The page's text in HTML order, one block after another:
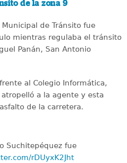
de la zona 9
de Tránsito fue
mientras regulaba el tránsito
Panán, San Antonio
al Colegio Informática,
a la agente y esta
de la carretera.
Suchitepéquez fue
rDUyxK2Jht